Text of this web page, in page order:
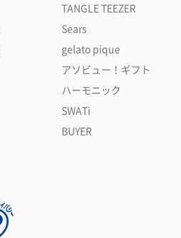
TANGLE TEEZER
Sears
gelato pique
アソビュー！ギフト
ハーモニック
SWATi
BUYER